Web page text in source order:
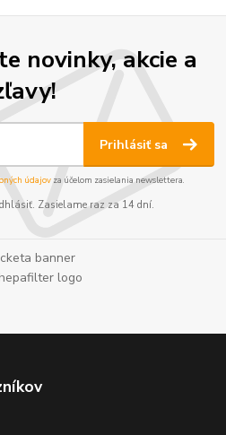
novinky, akcie a
Prihlásiť sa
údajov za účelom zasielania newslettera.
Zasielame raz za 14 dní.